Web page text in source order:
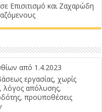
Επισιτισμό και Ζαχαρώδη
από 1.4.2023
εργασίας, χωρίς
λόγος απόλυσης,
προϋποθέσεις